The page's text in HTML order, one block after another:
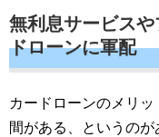
無利息サービス
ドローンに軍配
カードローンのメリ
間がある、というのが